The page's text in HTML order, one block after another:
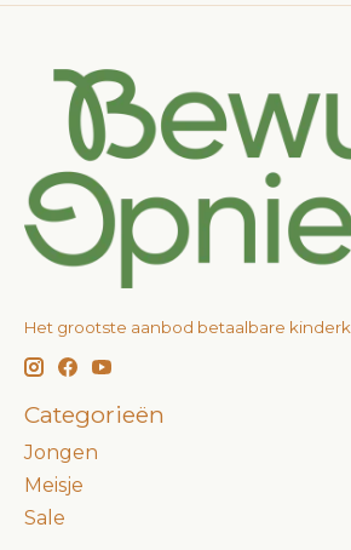
Het grootste aanbod betaalbare
Categorieën
Jongen
Meisje
Sale